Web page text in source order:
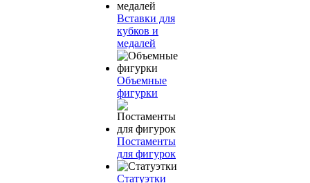
Вставки для
кубков и
медалей
Объемные
фигурки
Постаменты
для фигурок
Статуэтки